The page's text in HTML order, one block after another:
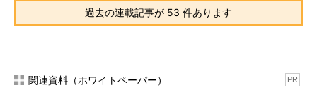
過去の連載記事が 53 件あります
関連資料（ホワイトペーパー） PR